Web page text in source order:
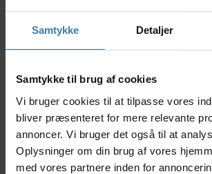
Samtykke Detaljer
Samtykke til brug af cookies
Vi bruger cookies til at tilpasse vores
bliver præsenteret for mere relevante
annoncer. Vi bruger det også til at
Oplysninger om din brug af vores
med vores partnere inden for
Forskifteren er fremstillet med et
kabeltræk, som betyder, at
Anvendelse
Denne FD-M7020-E forskifter egner
mountainbike cykler, som har
11 gear - 2 klinger foran og 11 gears
Denne forskifter kan kun fungere
klinge er på højest 38 tænder.